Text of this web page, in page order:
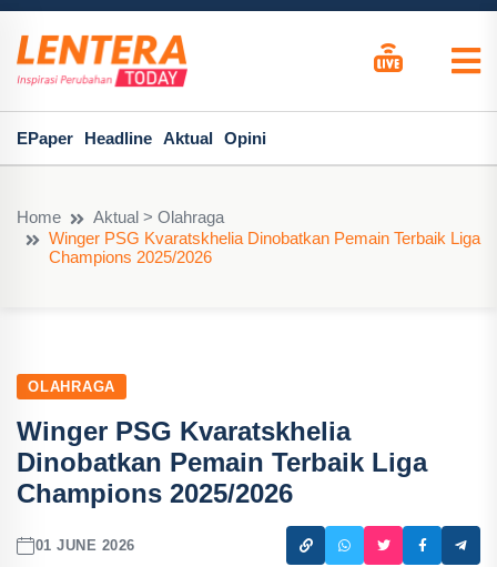
EPaper Headline Aktual Opini
Home
Aktual > Olahraga
Winger PSG Kvaratskhelia Dinobatkan Pemain Terbaik Liga
Champions 2025/2026
OLAHRAGA
Winger PSG Kvaratskhelia
Dinobatkan Pemain Terbaik Liga
Champions 2025/2026
01 JUNE 2026